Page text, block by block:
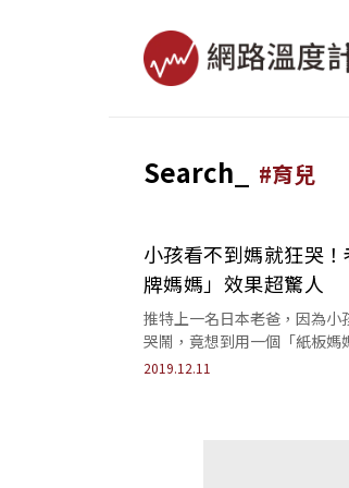
Search_ #育兒
小孩看不到媽就狂哭
牌媽媽」效果超驚人
推特上一名日本老爸，因為小
哭鬧，竟想到用一個「紙板媽
耍，實測效果超驚人！
2019.12.11